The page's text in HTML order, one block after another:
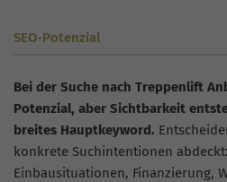
SEO-Potenzial
Bei der Suche nach Treppenlift
Potenzial, aber Sichtbarkeit
breites Hauptkeyword.
konkrete Suchintentionen
Einbausituationen, Finanzierung,